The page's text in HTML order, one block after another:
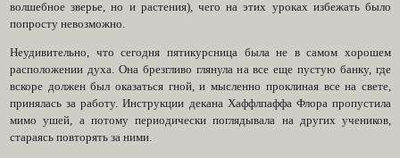
волшебное зверье, но и растения), чего на этих уроках избежать было
попросту невозможно.
Неудивительно, что сегодня пятикурсница была не в самом хорошем
расположении духа. Она брезгливо глянула на все еще пустую банку, где
вскоре должен был оказаться гной, и мысленно проклиная все на свете,
принялась за работу. Инструкции декана Хаффлпаффа Флора пропустила
мимо ушей, а потому периодически поглядывала на других учеников,
стараясь повторять за ними.